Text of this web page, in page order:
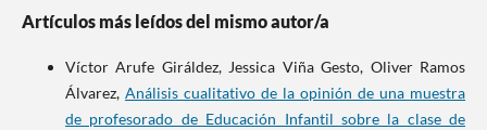
Artículos más leídos del mismo autor/a
Víctor Arufe Giráldez, Jessica Viña Gesto, Oliver Ramos
Álvarez, Análisis cualitativo de la opinión de una muestra
de profesorado de Educación Infantil sobre la clase de